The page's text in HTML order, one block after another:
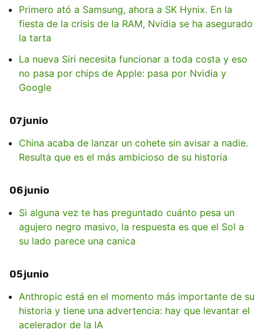
Primero ató a Samsung, ahora a SK Hynix. En la
fiesta de la crisis de la RAM, Nvidia se ha asegurado
la tarta
La nueva Siri necesita funcionar a toda costa y eso
no pasa por chips de Apple: pasa por Nvidia y
Google
07 junio
China acaba de lanzar un cohete sin avisar a nadie.
Resulta que es el más ambicioso de su historia
06 junio
Si alguna vez te has preguntado cuánto pesa un
agujero negro masivo, la respuesta es que el Sol a
su lado parece una canica
05 junio
Anthropic está en el momento más importante de su
historia y tiene una advertencia: hay que levantar el
acelerador de la IA